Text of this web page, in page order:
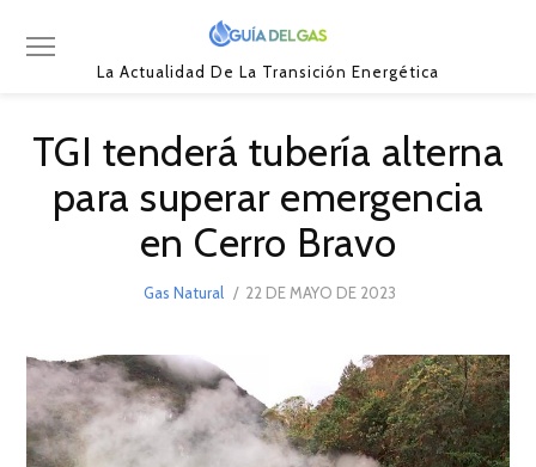
La Actualidad De La Transición Energética
TGI tenderá tubería alterna
para superar emergencia
en Cerro Bravo
Gas Natural
POSTED
22 DE MAYO DE 2023
DE
2023